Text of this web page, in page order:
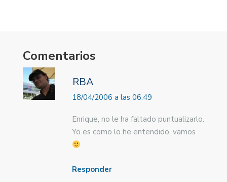
Comentarios
RBA
18/04/2006 a las 06:49
Enrique, no le ha faltado puntualizarlo.
Yo es como lo he entendido, vamos
Responder